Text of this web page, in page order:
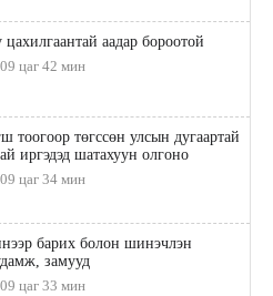
аадар бороотой
цаг 42 мин
тоогоор төгссөн улсын дугаартай
иргэдэд шатахуун олгоно
цаг 34 мин
барих болон шинэчлэн
замууд
цаг 33 мин